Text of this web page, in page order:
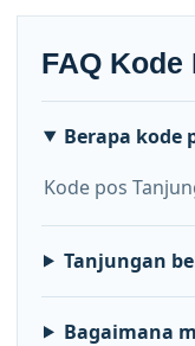
FAQ Kode
Berapa kode
Kode pos
Tanjungan
Bagaimana